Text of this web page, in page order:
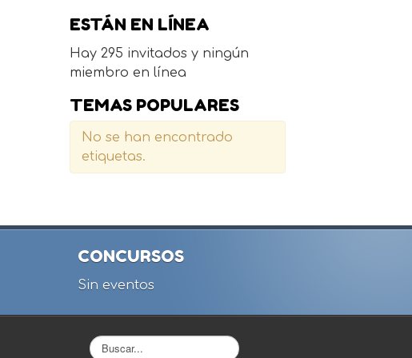
ESTÁN EN LÍNEA
Hay 295 invitados y ningún
miembro en línea
TEMAS POPULARES
No se han encontrado
etiquetas.
CONCURSOS
Sin eventos
Buscar...